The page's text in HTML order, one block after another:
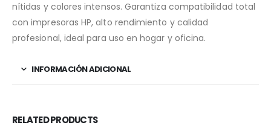
nítidas y colores intensos. Garantiza compatibilidad total
con impresoras HP, alto rendimiento y calidad
profesional, ideal para uso en hogar y oficina.
INFORMACIÓN ADICIONAL
RELATED PRODUCTS